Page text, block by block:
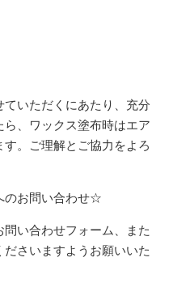
いただくにあたり、充分
、ワックス塗布時はエア
。ご理解とご協力をよろ
お問い合わせ☆
い合わせフォーム、また
さいますようお願いいた